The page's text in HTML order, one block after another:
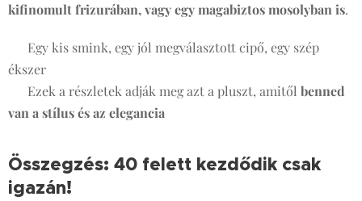
kifinomult frizurában, vagy egy magabiztos mosolyban is.
✔ Egy kis smink, egy jól megválasztott cipő, egy szép
ékszer
✔ Ezek a részletek adják meg azt a pluszt, amitől benned
van a stílus és az elegancia
Összegzés: 40 felett kezdődik csak
igazán!